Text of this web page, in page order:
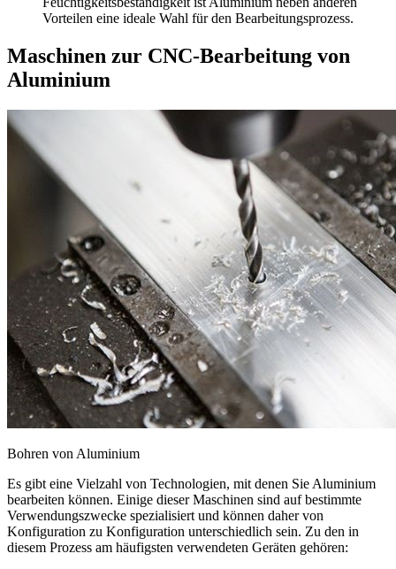
Vorteilen eine ideale Wahl für den Bearbeitungsprozess.
Maschinen zur CNC-Bearbeitung von
Aluminium
Bohren von Aluminium
Es gibt eine Vielzahl von Technologien, mit denen Sie Aluminium
bearbeiten können. Einige dieser Maschinen sind auf bestimmte
Verwendungszwecke spezialisiert und können daher von
Konfiguration zu Konfiguration unterschiedlich sein. Zu den in
diesem Prozess am häufigsten verwendeten Geräten gehören: